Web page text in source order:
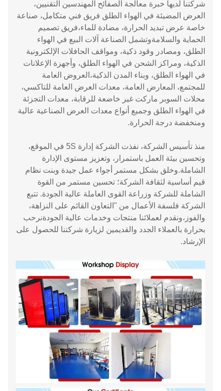
شركتنا لديها خبرة معالجة الصفائح المهندسين التقنيين،
العرض المضيئة في الهواء الطلق فريق فني متكامل، صناعة
خاصة عرض تبديد الحرارة، مضادة للماء،فريق تصميم
الحماية والسلامةوتشمل الصناعة آلات البيع في الهواء
الطلق، ومصادر وقود ذكية، ومواقف الحافلات الإلكترونية
الذكية، ومراكز الشحن في الهواء الطلق، وأجهزة الإعلانات
في الهواء الطلق، وبناء المدن الذكية،العروض العامة
للمجتمع، المعارض العامة، معدات العرض العامة للتاكسي،
محلات السوبر ماركت غير خاضعة للرقابة، معدات التجزئة
في الهواء الطلق وجميع أنواع معدات العرض الصناعية عالية
ومنخفضة درجة الحرارة.
منذ تأسيس الشركة، نفذت الشركة إدارة 5S في الموقع،
وتحسين بيئة العمل باستمرار، وتعزيز مستوى الإدارة
الشاملة.وخلق بشكل مستمر أجواء عمل جيدة وبنت نظام
قيم أساسية لثقافة الشركة؛ تحسين مستمر من القوة
الشاملة للشركة وزراعة القوى العاملة عالية الجودة. تتبع
الشركة فلسفة الأعمال من "التعاون القائم على النزاهة،
والفوز،ونقدم لعملائنا منتجات وخدمات عالية الجودةنرحب
بحرارة بالعملاء الجدد والقديمين لزيارة شركتنا للحصول على
الإرشاد.